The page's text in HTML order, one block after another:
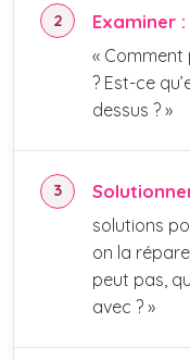
Examiner :
«
? Est-ce
dessus ? »
solutions
on la
peut pas,
avec ? »